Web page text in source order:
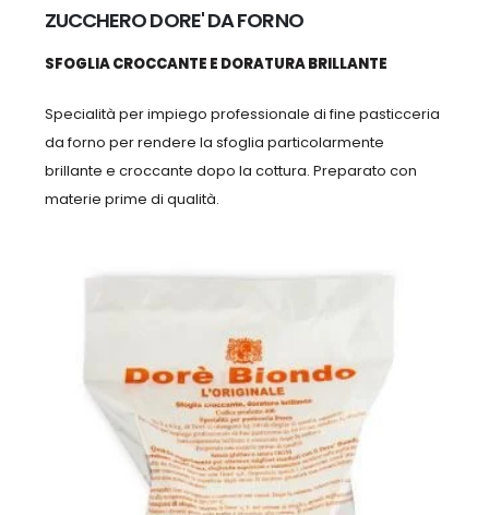
ZUCCHERO DORE' DA FORNO
SFOGLIA CROCCANTE E DORATURA BRILLANTE
Specialità per impiego professionale di fine pasticceria
da forno per rendere la sfoglia particolarmente
brillante e croccante dopo la cottura. Preparato con
materie prime di qualità.